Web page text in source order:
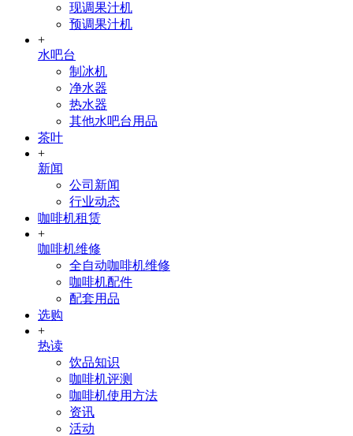
现调果汁机
预调果汁机
+
水吧台
制冰机
净水器
热水器
其他水吧台用品
茶叶
+
新闻
公司新闻
行业动态
咖啡机租赁
+
咖啡机维修
全自动咖啡机维修
咖啡机配件
配套用品
选购
+
热读
饮品知识
咖啡机评测
咖啡机使用方法
资讯
活动